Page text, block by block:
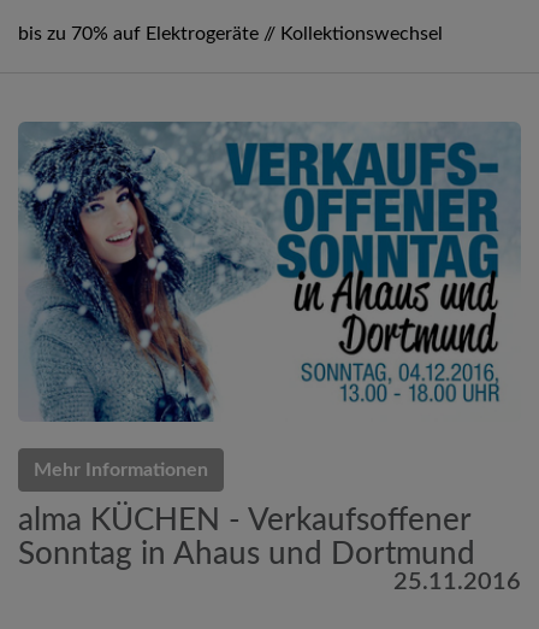
bis zu 70% auf Elektrogeräte // Kollektionswechsel
Mehr Informationen
alma KÜCHEN - Verkaufsoffener
Sonntag in Ahaus und Dortmund
25.11.2016